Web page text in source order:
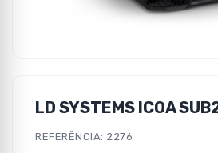
LD SYSTEMS ICOA
REFERÊNCIA: 2276